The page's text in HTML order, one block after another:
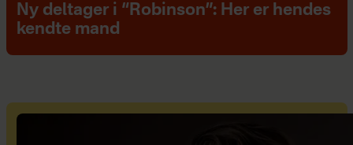
Ny deltager i “Robinson”: Her er hendes
kendte mand